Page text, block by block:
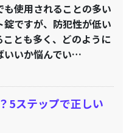
も使用されることの多い
錠ですが、防犯性が低い
ことも多く、どのように
いいか悩んでい…
5ステップで正しい